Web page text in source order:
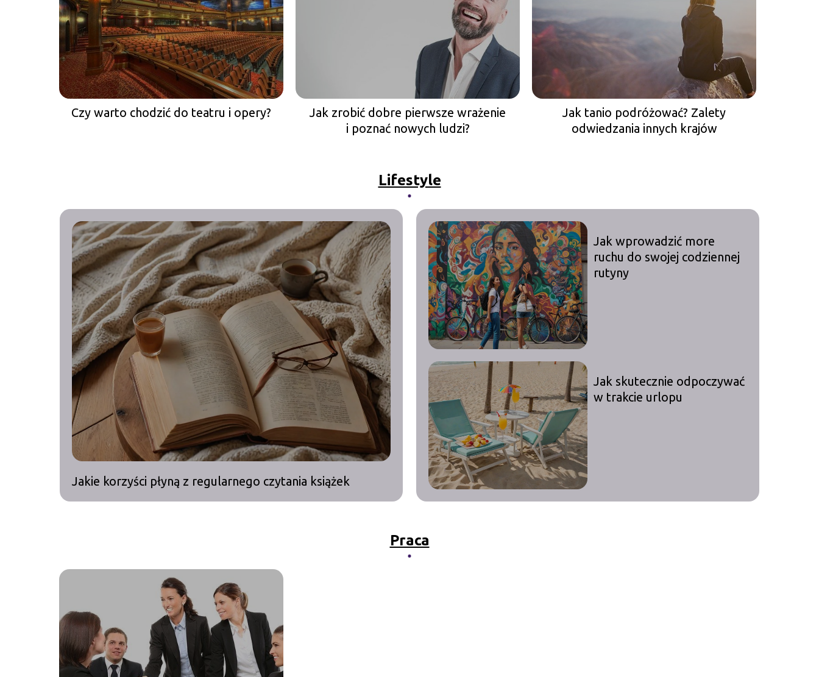
Czy warto chodzić do teatru i opery?
Jak zrobić dobre pierwsze wrażenie
i poznać nowych ludzi?
Jak tanio podróżować? Zalety
odwiedzania innych krajów
Lifestyle
Jakie korzyści płyną z regularnego czytania książek
Jak wprowadzić more
ruchu do swojej codziennej
rutyny
Jak skutecznie odpoczywać
w trakcie urlopu
Praca